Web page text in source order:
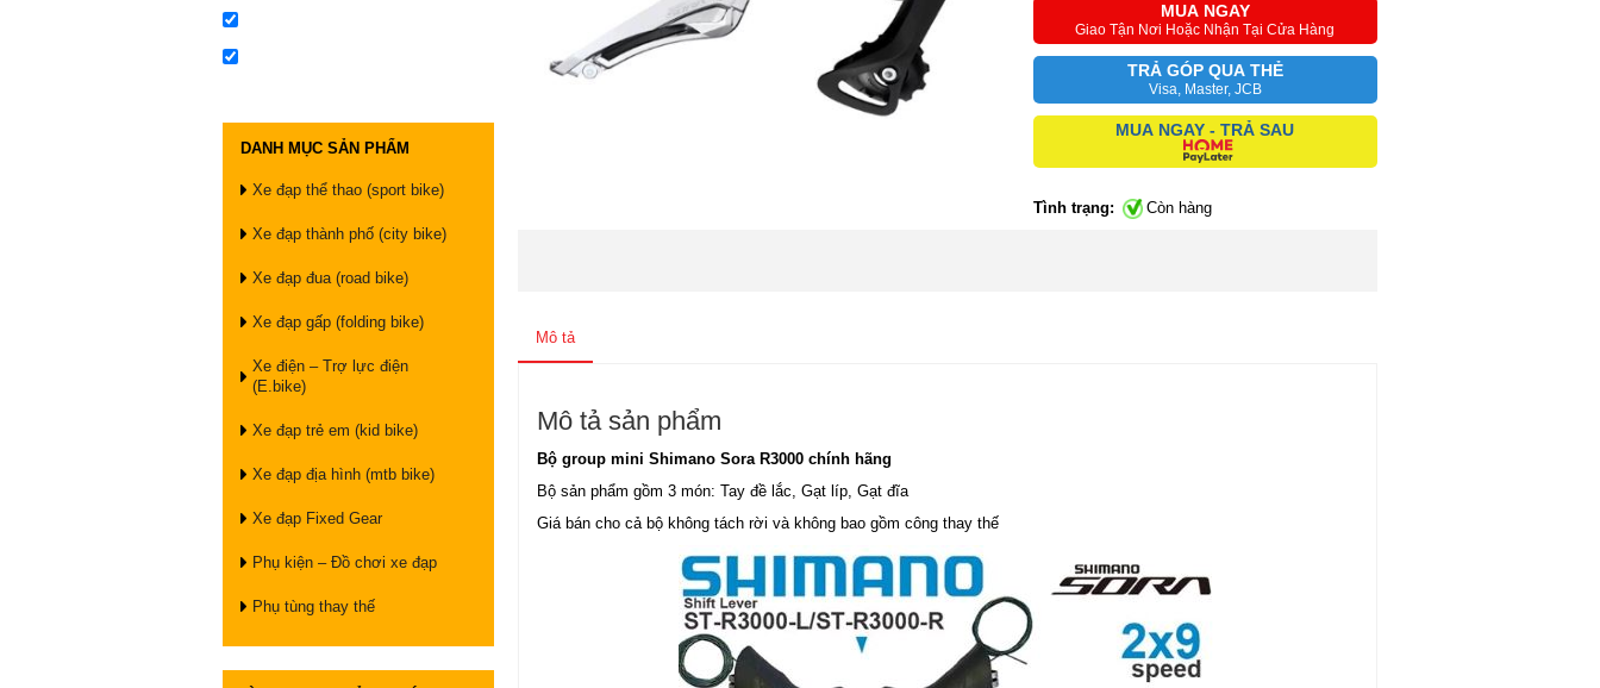
DANH MỤC SẢN PHẨM
Xe đạp thể thao (sport bike)
Xe đạp thành phố (city bike)
Xe đạp đua (road bike)
Xe đạp gấp (folding bike)
Xe điện – Trợ lực điện
(E.bike)
Xe đạp trẻ em (kid bike)
Xe đạp địa hình (mtb bike)
Xe đạp Fixed Gear
Phụ kiện – Đồ chơi xe đạp
Phụ tùng thay thế
MUA NGAY
Giao Tận Nơi Hoặc Nhận Tại Cửa Hàng
TRẢ GÓP QUA THẺ
Visa, Master, JCB
MUA NGAY - TRẢ SAU
Tình trạng: Còn hàng
Mô tả
Mô tả sản phẩm
Bộ group mini Shimano Sora R3000 chính hãng
Bộ sản phẩm gồm 3 món: Tay đề lắc, Gạt líp, Gạt đĩa
Giá bán cho cả bộ không tách rời và không bao gồm công thay thế